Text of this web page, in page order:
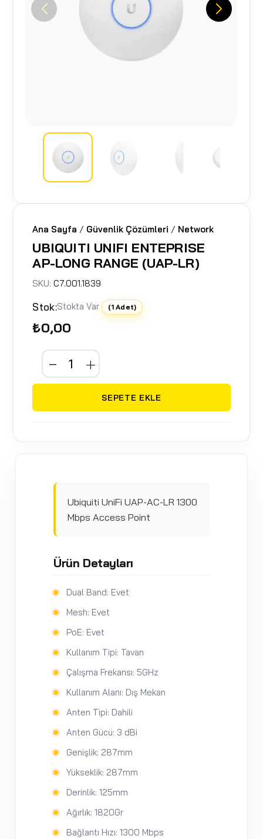
Ana Sayfa / Güvenlik Çözümleri / Network
UBIQUITI UNIFI ENTEPRISE
AP-LONG RANGE (UAP-LR)
SKU:C7.001.1839
Stok:Stokta Var (1 Adet)
₺0,00
SEPETE EKLE
Ubiquiti UniFi UAP-AC-LR 1300
Mbps Access Point
Ürün Detayları
Dual Band: Evet
Mesh: Evet
PoE: Evet
Kullanım Tipi: Tavan
Çalışma Frekansı: 5GHz
Kullanım Alanı: Dış Mekan
Anten Tipi: Dahili
Anten Gücü: 3 dBi
Genişlik: 287mm
Yükseklik: 287mm
Derinlik: 125mm
Ağırlık: 1820Gr
Bağlantı Hızı: 1300 Mbps